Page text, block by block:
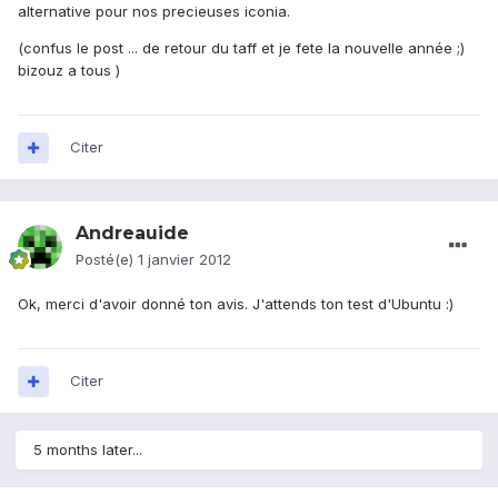
alternative pour nos precieuses iconia.
(confus le post ... de retour du taff et je fete la nouvelle année ;)
bizouz a tous )
Citer
Andreauide
Posté(e) 1 janvier 2012
Ok, merci d'avoir donné ton avis. J'attends ton test d'Ubuntu :)
Citer
5 months later...